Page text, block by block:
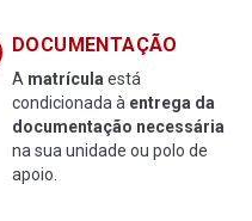
esportivo
e Legislação da Educação
DOCUMENTAÇÃO
A matrículaestá
condicionada à entrega da
documentação necessária
na sua unidade ou polo de
apoio.